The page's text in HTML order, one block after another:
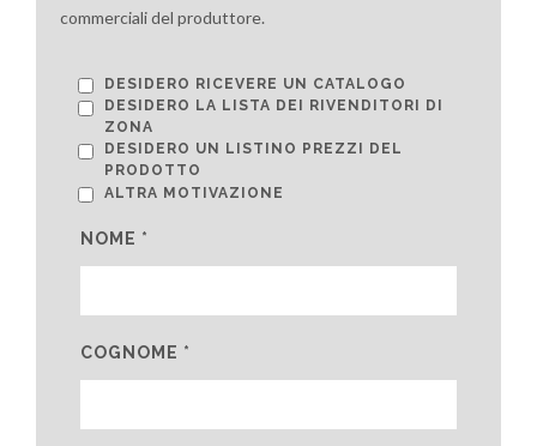
commerciali del produttore.
DESIDERO RICEVERE UN CATALOGO
DESIDERO LA LISTA DEI RIVENDITORI DI
ZONA
DESIDERO UN LISTINO PREZZI DEL
PRODOTTO
ALTRA MOTIVAZIONE
NOME *
COGNOME *